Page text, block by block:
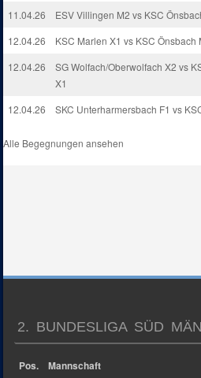
11.04.26 ESV Villingen M2 vs KSC
12.04.26
KSC Marlen X1 vs KSC Önsbach
12.04.26
SG Wolfach/Oberwolfach X2 vs
X1
12.04.26 SKC Unterharmersbach F1 vs
Alle Begegnungen ansehen
2. BUNDESLIGA SÜD
Pos. Mannschaft